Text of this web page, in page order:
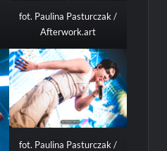
fot. Paulina Pasturczak /
Afterwork.art
fot. Paulina Pasturczak /